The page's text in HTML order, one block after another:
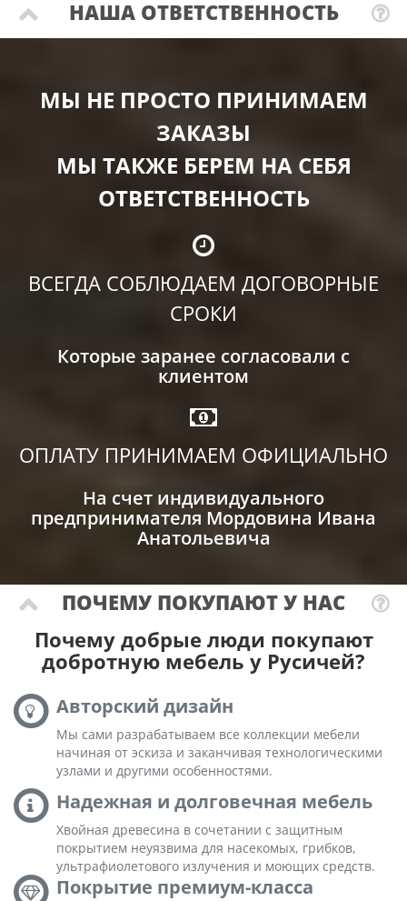
НАША ОТВЕТСТВЕННОСТЬ
МЫ НЕ ПРОСТО ПРИНИМАЕМ
ЗАКАЗЫ
МЫ ТАКЖЕ БЕРЕМ НА СЕБЯ
ОТВЕТСТВЕННОСТЬ
ВСЕГДА СОБЛЮДАЕМ ДОГОВОРНЫЕ
СРОКИ
Которые заранее согласовали с
клиентом
ОПЛАТУ ПРИНИМАЕМ ОФИЦИАЛЬНО
На счет индивидуального
предпринимателя Мордовина Ивана
Анатольевича
ПОЧЕМУ ПОКУПАЮТ У НАС
Почему добрые люди покупают
добротную мебель у Русичей?
Авторский дизайн
Мы сами разрабатываем все коллекции мебели
начиная от эскиза и заканчивая технологическими
узлами и другими особенностями.
Надежная и долговечная мебель
Хвойная древесина в сочетании с защитным
покрытием неуязвима для насекомых, грибков,
ультрафиолетового излучения и моющих средств.
Покрытие премиум-класса